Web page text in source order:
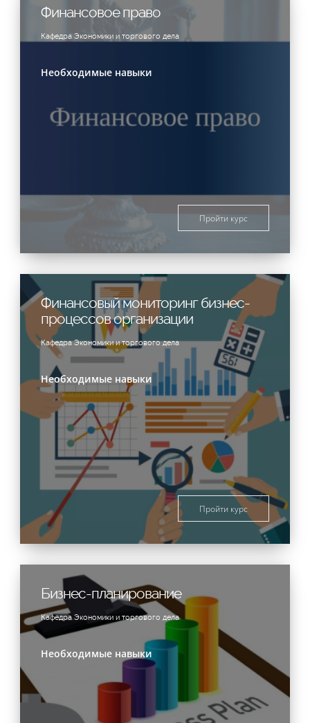
Финансовое право
Кафедра Экономики и торгового дела
Необходимые навыки
Пройти курс
Финансовый мониторинг бизнес-
процессов организации
Кафедра Экономики и торгового дела
Необходимые навыки
Пройти курс
Бизнес-планирование
Кафедра Экономики и торгового дела
Необходимые навыки